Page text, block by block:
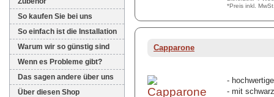
So kaufen Sie bei uns
So einfach ist die Installation
Warum wir so günstig sind
Wenn es Probleme gibt?
Das sagen andere über uns
Über diesen Shop
*Preis inkl.
Capparone
-
- mit